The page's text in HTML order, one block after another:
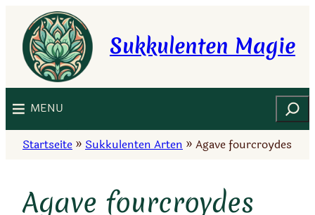
Inhalt
springen
Sukkulenten Magie
MENU Suchen
Startseite » Sukkulenten Arten » Agave fourcroydes
Agave fourcroydes